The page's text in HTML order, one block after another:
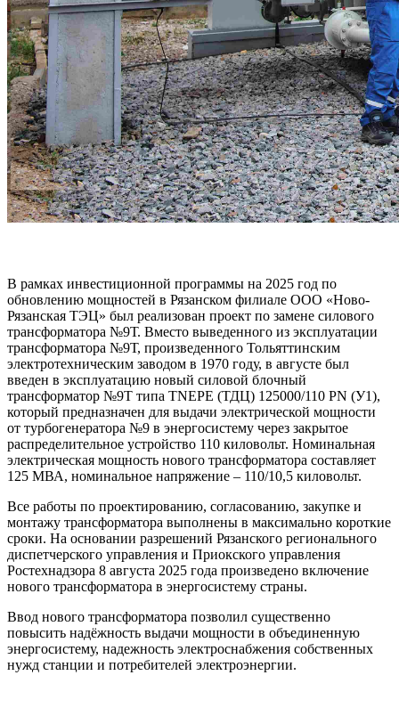
В рамках инвестиционной программы на 2025 год по
обновлению мощностей в Рязанском филиале ООО «Ново-
Рязанская ТЭЦ» был реализован проект по замене силового
трансформатора №9Т. Вместо выведенного из эксплуатации
трансформатора №9Т, произведенного Тольяттинским
электротехническим заводом в 1970 году, в августе был
введен в эксплуатацию новый силовой блочный
трансформатор №9Т типа TNEPE (ТДЦ) 125000/110 PN (У1),
который предназначен для выдачи электрической мощности
от турбогенератора №9 в энергосистему через закрытое
распределительное устройство 110 киловольт. Номинальная
электрическая мощность нового трансформатора составляет
125 МВА, номинальное напряжение – 110/10,5 киловольт.
Все работы по проектированию, согласованию, закупке и
монтажу трансформатора выполнены в максимально короткие
сроки. На основании разрешений Рязанского регионального
диспетчерского управления и Приокского управления
Ростехнадзора 8 августа 2025 года произведено включение
нового трансформатора в энергосистему страны.
Ввод нового трансформатора позволил существенно
повысить надёжность выдачи мощности в объединенную
энергосистему, надежность электроснабжения собственных
нужд станции и потребителей электроэнергии.